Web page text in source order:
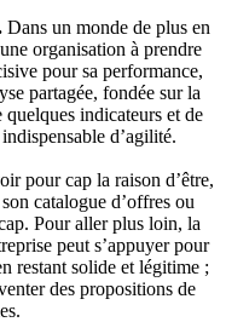
Dans un monde de plus en
organisation à prendre
pour sa performance,
partagée, fondée sur la
quelques indicateurs et de
d’agilité.
pour cap la raison d’être,
catalogue d’offres ou
Pour aller plus loin, la
peut s’appuyer pour
restant solide et légitime ;
des propositions de